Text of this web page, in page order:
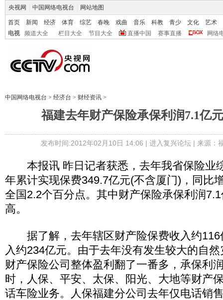
央视网 中国网络电视台 网站地图
首页 新闻 经济 体育 综艺 春晚 戏曲 音乐 科教 青少 文化
艺术
电视
频道大全 栏目大全 节目大全 直播中国 赛事直播 网络
中国网络电视台 > 经济台 > 财经资讯 >
福建去年财产保险承保利润7.1亿
发布时间:2012年02月10日 14:06 | 进入复兴论坛| 来源：
本报讯 昨日记者获悉，去年我省保险业
年累计实现保费349.7亿元(不含厦门)，同比
全国2.2个百分点。其中财产保险承保利润
高。
据了解，去年辖区财产险保费收入约116
入约234亿元。由于去年没有发生较大的自
财产保险公司整体盈利翻了一番多，承保利
时，人保、平安、太保、阳光、大地等财产
话车险业务。人保福建分公司去年仅电话销